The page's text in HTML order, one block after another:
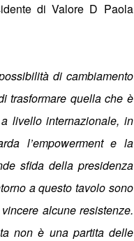
di Valore D Paola
di cambiamento
trasformare quella che è
livello internazionale, in
l’empowerment e la
sfida della presidenza
a questo tavolo sono
alcune resistenze.
non è una partita delle